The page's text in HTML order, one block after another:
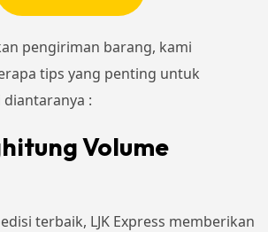
pengiriman barang, kami
tips yang penting untuk
:
Volume
terbaik, LJK Express memberikan